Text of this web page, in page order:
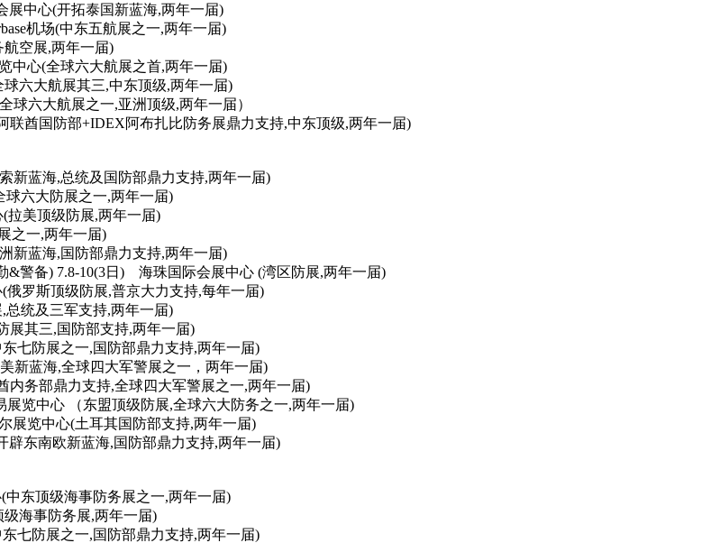
中心(开拓泰国新蓝海,两年一届)
se机场(中东五航展之一,两年一届)
空展,两年一届)
中心(全球六大航展之首,两年一届)
六大航展其三,中东顶级,两年一届)
球六大航展之一,亚洲顶级,两年一届）
联酋国防部+IDEX阿布扎比防务展鼎力支持,中东顶级,两年一届)
新蓝海,总统及国防部鼎力支持,两年一届)
六大防展之一,两年一届)
拉美顶级防展,两年一届)
之一,两年一届)
新蓝海,国防部鼎力支持,两年一届)
&警备) 7.8-10(3日) 海珠国际会展中心 (湾区防展,两年一届)
罗斯顶级防展,普京大力支持,每年一届)
统及三军支持,两年一届)
展其三,国防部支持,两年一届)
七防展之一,国防部鼎力支持,两年一届)
新蓝海,全球四大军警展之一，两年一届)
内务部鼎力支持,全球四大军警展之一,两年一届)
览中心 （东盟顶级防展,全球六大防务之一,两年一届)
展览中心(土耳其国防部支持,两年一届)
辟东南欧新蓝海,国防部鼎力支持,两年一届)
中东顶级海事防务展之一,两年一届)
海事防务展,两年一届)
七防展之一,国防部鼎力支持,两年一届)